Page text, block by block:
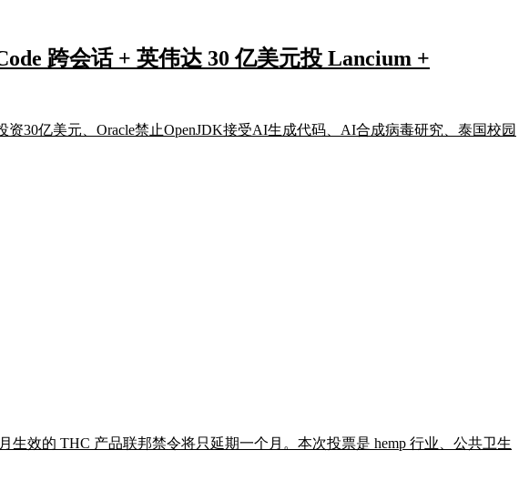
跨会话 + 英伟达 30 亿美元投 Lancium +
资30亿美元、Oracle禁止OpenJDK接受AI生成代码、AI合成病毒研究、泰国校园
效的 THC 产品联邦禁令将只延期一个月。本次投票是 hemp 行业、公共卫生